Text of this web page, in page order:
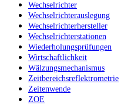
Wechselrichter
Wechselrichterauslegung
Wechselrichterhersteller
Wechselrichterstationen
Wiederholungsprüfungen
Wirtschaftlichkeit
Wälzungsmechanismus
Zeitbereichsreflektrometrie
Zeitenwende
ZOE